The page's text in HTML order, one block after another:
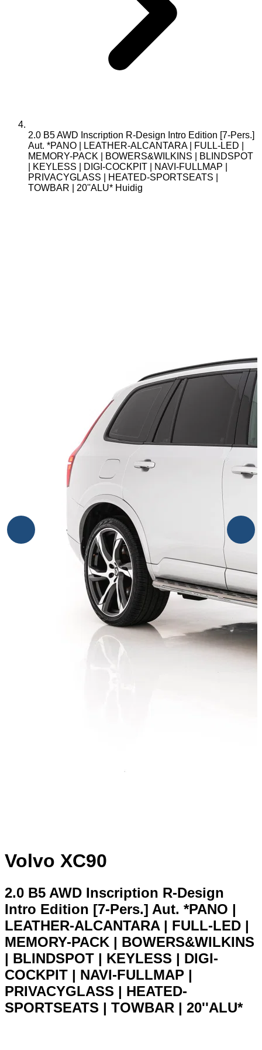
2.0 B5 AWD Inscription R-Design Intro Edition [7-Pers.]
Aut. *PANO | LEATHER-ALCANTARA | FULL-LED |
MEMORY-PACK | BOWERS&WILKINS | BLINDSPOT
| KEYLESS | DIGI-COCKPIT | NAVI-FULLMAP |
PRIVACYGLASS | HEATED-SPORTSEATS |
TOWBAR | 20''ALU* Huidig
Volvo XC90
2.0 B5 AWD Inscription R-Design
Intro Edition [7-Pers.] Aut. *PANO |
LEATHER-ALCANTARA | FULL-LED |
MEMORY-PACK | BOWERS&WILKINS
| BLINDSPOT | KEYLESS | DIGI-
COCKPIT | NAVI-FULLMAP |
PRIVACYGLASS | HEATED-
SPORTSEATS | TOWBAR | 20''ALU*